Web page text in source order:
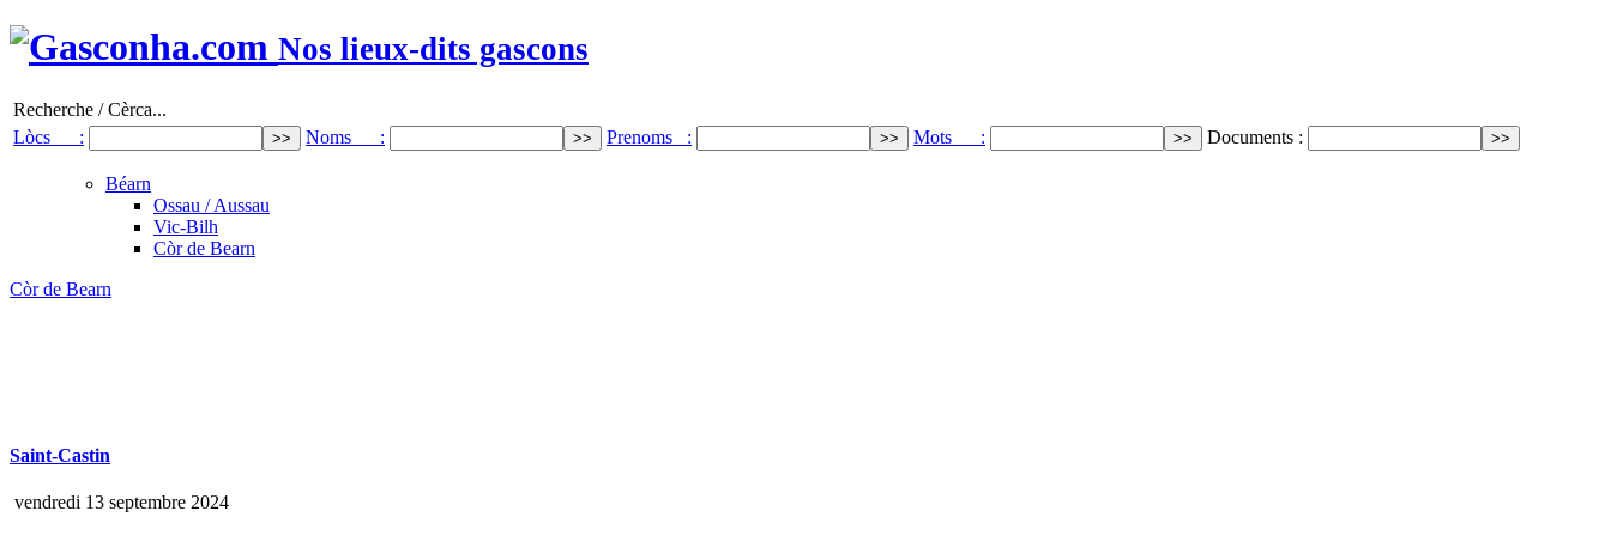
Nos lieux-dits gascons
Recherche / Cèrca...
Lòcs :
Noms : Prenoms : Mots : Documents :
Béarn
Ossau / Aussau
Vic-Bilh
Còr de Bearn
Còr de Bearn
Saint-Castin
vendredi 13 septembre 2024